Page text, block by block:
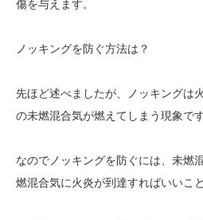
傷を与えます。
ノッキングを防ぐ方法は？
先ほど述べましたが、ノッキングは
の未燃混合気が燃えてしまう現象です
なのでノッキングを防ぐには、未燃
燃混合気に火炎が到達すればいいこ